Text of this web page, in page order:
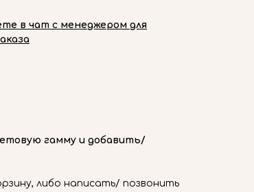
в чат с менеджером для
гамму и добавить/
либо написать/ позвонить